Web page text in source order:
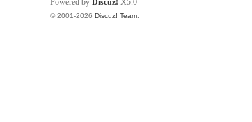
Powered by Discuz! X5.0
© 2001-2026 Discuz! Team